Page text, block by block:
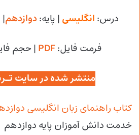
درس: انگلیسی | پایه:دوازدهم|
فرمت فایل:PDF | حجم
منتشر شده در سایت
کتاب راهنمای زبان انگلیسی
خدمت دانش آموزان پایه